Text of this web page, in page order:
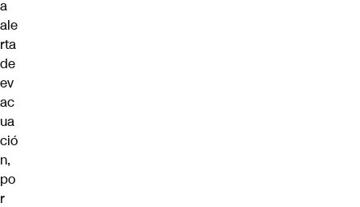
a
ale
rta
de
ev
ac
ua
ció
n,
po
r